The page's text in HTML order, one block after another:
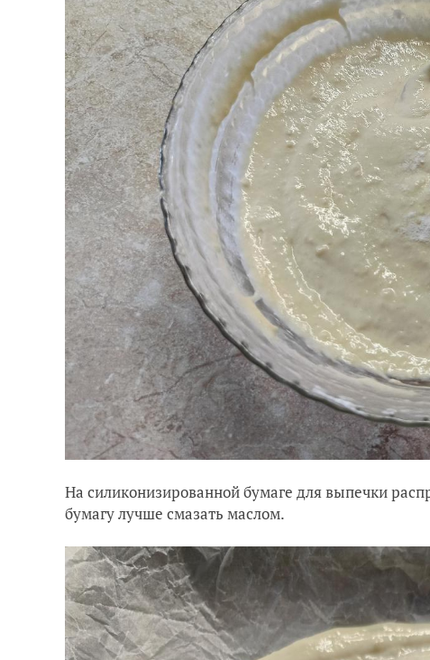
На силиконизированной бумаге для выпечки
бумагу лучше смазать маслом.